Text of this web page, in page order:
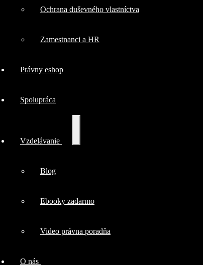
Ochrana duševného vlastníctva
Zamestnanci a HR
Právny eshop
Spolupráca
Vzdelávanie
Blog
Ebooky zadarmo
Video právna poradňa
O nás